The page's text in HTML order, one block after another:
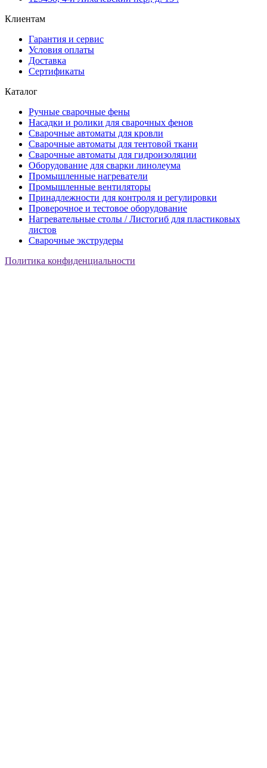
Клиентам
Гарантия и сервис
Условия оплаты
Доставка
Сертификаты
Каталог
Ручные сварочные фены
Насадки и ролики для сварочных фенов
Сварочные автоматы для кровли
Сварочные автоматы для тентовой ткани
Сварочные автоматы для гидроизоляции
Оборудование для сварки линолеума
Промышленные нагреватели
Промышленные вентиляторы
Принадлежности для контроля и регулировки
Проверочное и тестовое оборудование
Нагревательные столы / Листогиб для пластиковых
листов
Сварочные экструдеры
Политика конфиденциальности